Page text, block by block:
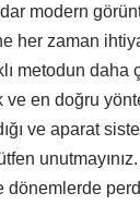
modern
her zaman
metodun daha
ve en doğru
ve aparat
dönemlerde